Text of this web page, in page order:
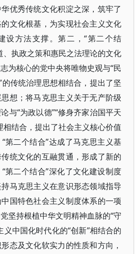
优秀传统文化积淀之深，筑牢了
文化根基，为实现社会主义文化
设方法支撑。第二，“第二个结
、执政之策和惠民之法理论的文化
为核心的党中央将唯物史观与“民
的传统治理思想相结合，提出了坚
想；将马克思主义关于无产阶级
与“为政以德”“修身齐家治国平天
相结合，提出了社会主义核心价值
第二个结合”达成了马克思主义基
统文化的互融贯通，形成了新的
第二个结合”深化了文化建设制度
马克思主义在意识形态领域指导
国特色社会主义制度体系的一项
坚持根植中华文明精神血脉的“守
义中国化时代化的“创新”相结合的
态及文化软实力的性质和方向，